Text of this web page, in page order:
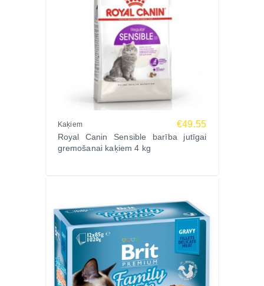
Kaķiem €49.55
Royal Canin Sensible barība jutīgai
gremošanai kaķiem 4 kg